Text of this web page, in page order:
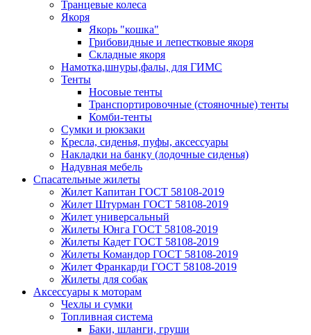
Транцевые колеса
Якоря
Якорь "кошка"
Грибовидные и лепестковые якоря
Складные якоря
Намотка,шнуры,фалы, для ГИМС
Тенты
Носовые тенты
Транспортировочные (стояночные) тенты
Комби-тенты
Сумки и рюкзаки
Кресла, сиденья, пуфы, аксессуары
Накладки на банку (лодочные сиденья)
Надувная мебель
Спасательные жилеты
Жилет Капитан ГОСТ 58108-2019
Жилет Штурман ГОСТ 58108-2019
Жилет универсальный
Жилеты Юнга ГОСТ 58108-2019
Жилеты Кадет ГОСТ 58108-2019
Жилеты Командор ГОСТ 58108-2019
Жилет Франкарди ГОСТ 58108-2019
Жилеты для собак
Аксессуары к моторам
Чехлы и сумки
Топливная система
Баки, шланги, груши